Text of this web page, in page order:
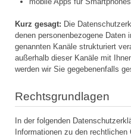
Kurz gesagt: Die
denen personenbezogene Daten
genannten Kanäle strukturiert
außerhalb dieser Kanäle mit
werden wir Sie gegebenenfalls
Rechtsgrundlagen
In der folgenden
Informationen zu den